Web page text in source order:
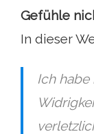
Gefühle
In dieser
Ich